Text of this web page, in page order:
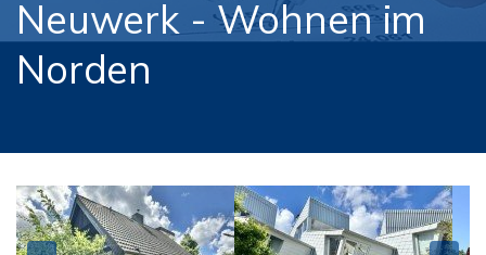
Neuwerk - Wohnen im
Norden